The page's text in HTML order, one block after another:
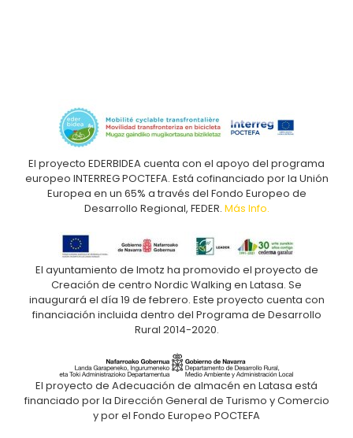
El proyecto EDERBIDEA cuenta con el apoyo del programa
europeo INTERREG POCTEFA. Está cofinanciado por la Unión
Europea en un 65% a través del Fondo Europeo de
Desarrollo Regional, FEDER. Más Info.
El ayuntamiento de Imotz ha promovido el proyecto de
Creación de centro Nordic Walking en Latasa. Se
inaugurará el día 19 de febrero. Este proyecto cuenta con
financiación incluida dentro del Programa de Desarrollo
Rural 2014-2020.
El proyecto de Adecuación de almacén en Latasa está
financiado por la Dirección General de Turismo y Comercio
y por el Fondo Europeo POCTEFA